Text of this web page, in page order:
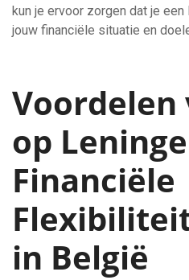
kun je ervoor zorgen dat je
jouw financiële situatie en
Voordelen
op
Financiële
in België